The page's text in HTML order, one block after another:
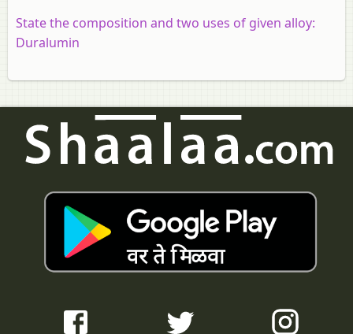
State the composition and two uses of given alloy:
Duralumin